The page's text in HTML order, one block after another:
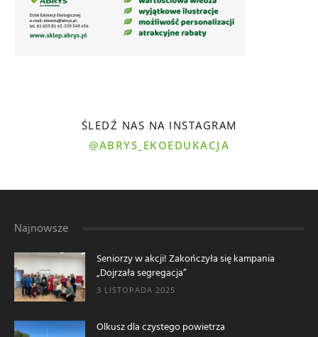
ŚLEDŹ NAS NA INSTAGRAM
@ABRYS_EKOEDUKACJA
Najnowsze
Seniorzy w akcji! Zakończyła się kampania
„Dojrzała segregacja”
3 LISTOPADA 2025
Olkusz dla czystego powietrza